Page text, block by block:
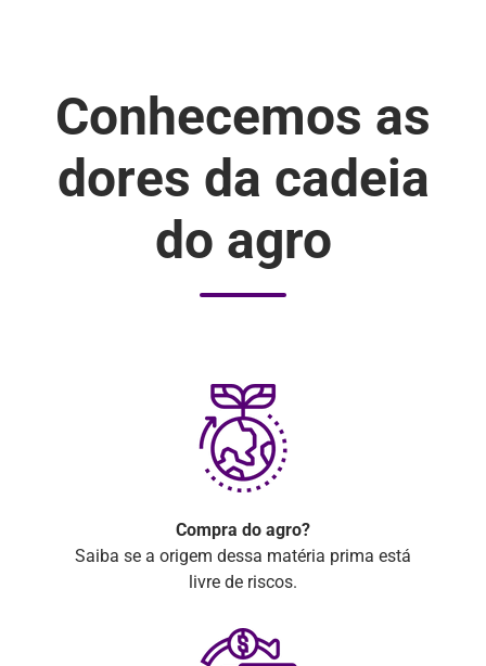
Conhecemos as
dores da cadeia
do agro
Compra do agro?
Saiba se a origem dessa matéria prima está
livre de riscos.